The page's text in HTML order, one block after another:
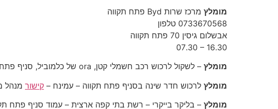
מומלץ מרכז שרות Byd פתח תקווה
‎0733670568 טלפון ‎
‎07.30 – 16.30‎
מומלץ – לשקול לרכוש רכב חשמלי קטן, ora של כלמוביל, סניף פתח תקווה, גזית 7 – אלכסנדר, טלפון 0546802900 –
מומלץ לרכוש חדר שינה בסניף פתח תקווה – עמינח – קישור מנהל
מומלץ – בליקר בייקרי – רשת בתי קפה ארצית – עמוד סניף פתח